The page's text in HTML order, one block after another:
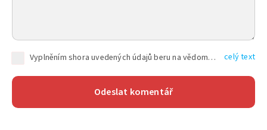
Vyplněním shora uvedených údajů beru na vědomí, že společnost TEXT FACTORY s.r.o., sídlem Brno, Durďákova 336/29, Černá Pole, PSČ: 613 00, IČ: 06157831, zapsané u Krajského soudu v Brně, oddíl C, vložka 100399, bude zpracovávat mé osobní údaje uvedené v rámci mnou vyplněného registračního formuláře na základě oprávněných zájmů TEXT FACTORY s.r.o. dle čl. 6 odst. 1 písm. f) GDPR a pro splnění právních povinností (čl. 6 odst. 1 písm. c) GDPR), a to pro tyto účely: nezbytnost zajistit oprávnění návštěvníka webových stránek provozovaných společností TEXT FACTORY s.r.o. přispívat aktivně ke zveřejněným článkům nebo v rámci diskusních fór a výkon práv TEXT FACTORY s.r.o. jako administrátora těchto diskusních fór. Více informací o zpracování osobních údajů a právech lze nalézt v celý text